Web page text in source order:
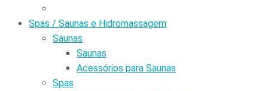
Spas / Saunas e Hidromassagem
Saunas
Saunas
Acessórios para Saunas
Spas